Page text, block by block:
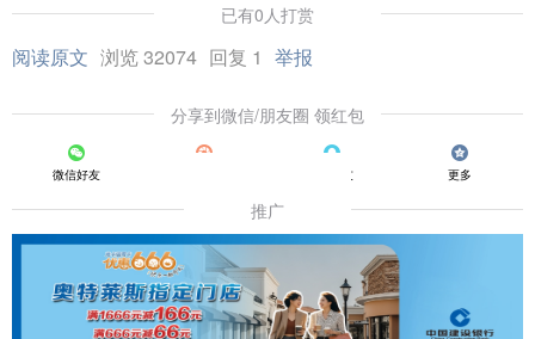
已有0人打赏
阅读原文 浏览 32074 回复 1 举报
分享到微信/朋友圈 领红包
微信好友 QQ好友 更多
推广